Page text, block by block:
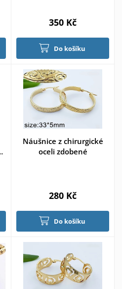
350 Kč
Do košíku
Náušnice z chirurgické
oceli zdobené
280 Kč
Do košíku